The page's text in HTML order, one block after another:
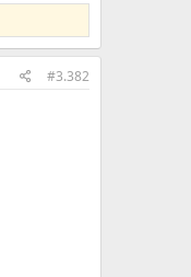
#3.382